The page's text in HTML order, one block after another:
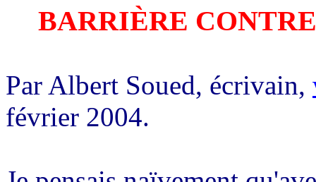
BARRIÈRE
Par Albert Soued, écrivain,
février 2004.